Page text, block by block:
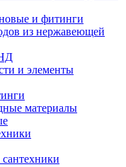
и фитинги
из нержавеющей
и элементы
материалы